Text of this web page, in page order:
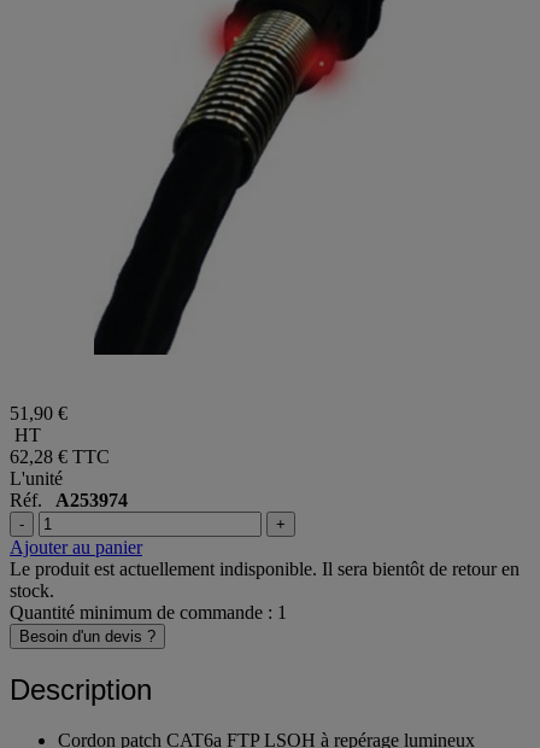
51,90 €
HT
62,28 €
L'unité
Réf.A253974
- +
Ajouter au panier
Le produit est actuellement indisponible. Il sera bientôt de retour en
stock.
Quantité minimum de commande : 1
Besoin d'un devis ?
Description